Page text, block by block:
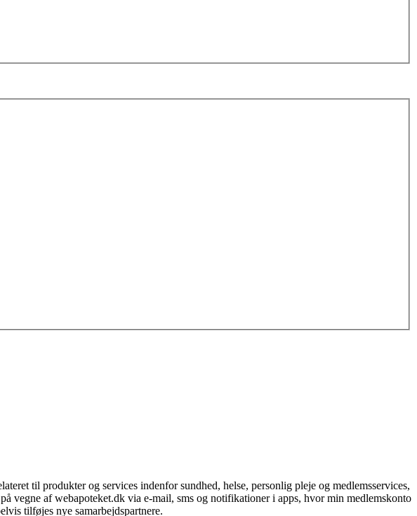
til produkter og services indenfor sundhed, helse, personlig pleje og medlemsservices,
vegne af webapoteket.dk via e-mail, sms og notifikationer i apps, hvor min medlemskonto
tilføjes nye samarbejdspartnere.